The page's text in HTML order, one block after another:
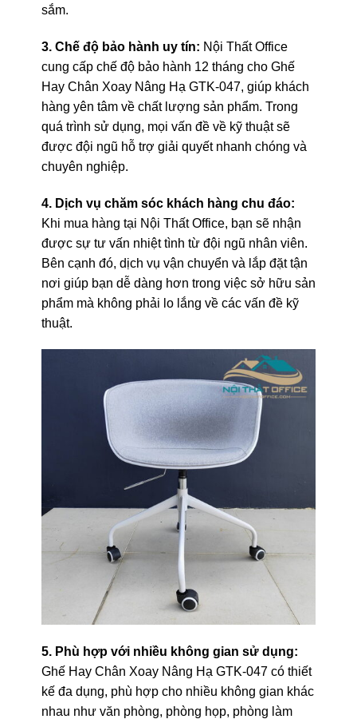
sắm.
3. Chế độ bảo hành uy tín: Nội Thất Office
cung cấp chế độ bảo hành 12 tháng cho Ghế
Hay Chân Xoay Nâng Hạ GTK-047, giúp khách
hàng yên tâm về chất lượng sản phẩm. Trong
quá trình sử dụng, mọi vấn đề về kỹ thuật sẽ
được đội ngũ hỗ trợ giải quyết nhanh chóng và
chuyên nghiệp.
4. Dịch vụ chăm sóc khách hàng chu đáo:
Khi mua hàng tại Nội Thất Office, bạn sẽ nhận
được sự tư vấn nhiệt tình từ đội ngũ nhân viên.
Bên cạnh đó, dịch vụ vận chuyển và lắp đặt tận
nơi giúp bạn dễ dàng hơn trong việc sở hữu sản
phẩm mà không phải lo lắng về các vấn đề kỹ
thuật.
5. Phù hợp với nhiều không gian sử dụng:
Ghế Hay Chân Xoay Nâng Hạ GTK-047 có thiết
kế đa dụng, phù hợp cho nhiều không gian khác
nhau như văn phòng, phòng họp, phòng làm